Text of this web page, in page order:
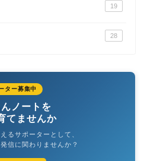
19
28
ター募集中
ノートを
てませんか
るサポーターとして、
信に関わりませんか？